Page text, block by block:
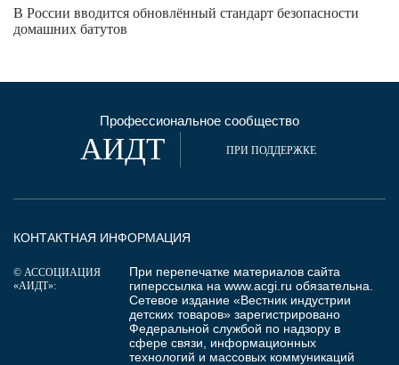
В России вводится обновлённый стандарт безопасности
домашних батутов
Профессиональное сообщество
АИДТ ПРИ ПОДДЕРЖКЕ
КОНТАКТНАЯ ИНФОРМАЦИЯ
© АССОЦИАЦИЯ
«АИДТ»:
При перепечатке материалов сайта
гиперссылка на www.acgi.ru обязательна.
Сетевое издание «Вестник индустрии
детских товаров» зарегистрировано
Федеральной службой по надзору в
сфере связи, информационных
технологий и массовых коммуникаций